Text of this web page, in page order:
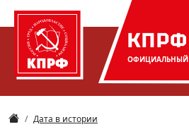
КПРФ
ОФИЦИАЛЬНЫЙ
Дата в истории